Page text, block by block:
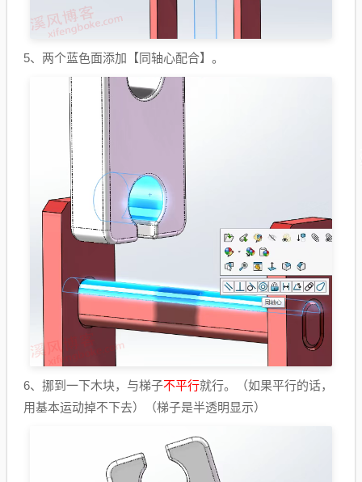
5、两个蓝色面添加【同轴心配合】。
6、挪到一下木块，与梯子不平行就行。（如果平行的话，
用基本运动掉不下去）（梯子是半透明显示）